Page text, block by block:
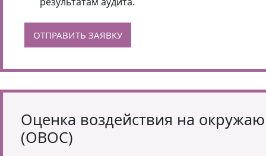
ОТПРАВИТЬ ЗАЯВКУ
Оценка воздействия на
(ОВОС)